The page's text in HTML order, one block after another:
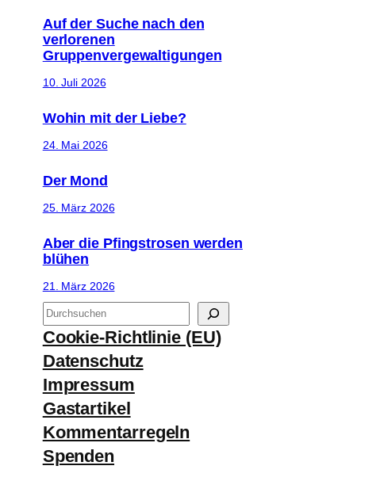
Auf der Suche nach den
verlorenen
Gruppenvergewaltigungen
10. Juli 2026
Wohin mit der Liebe?
24. Mai 2026
Der Mond
25. März 2026
Aber die Pfingstrosen werden
blühen
21. März 2026
S
u
c
h
e
n
Cookie-Richtlinie (EU)
Datenschutz
Impressum
Gastartikel
Kommentarregeln
Spenden